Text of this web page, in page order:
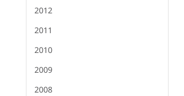
2012
2011
2010
2009
2008